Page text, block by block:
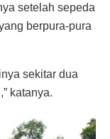
setelah sepeda
berpura-pura
sekitar dua
katanya.